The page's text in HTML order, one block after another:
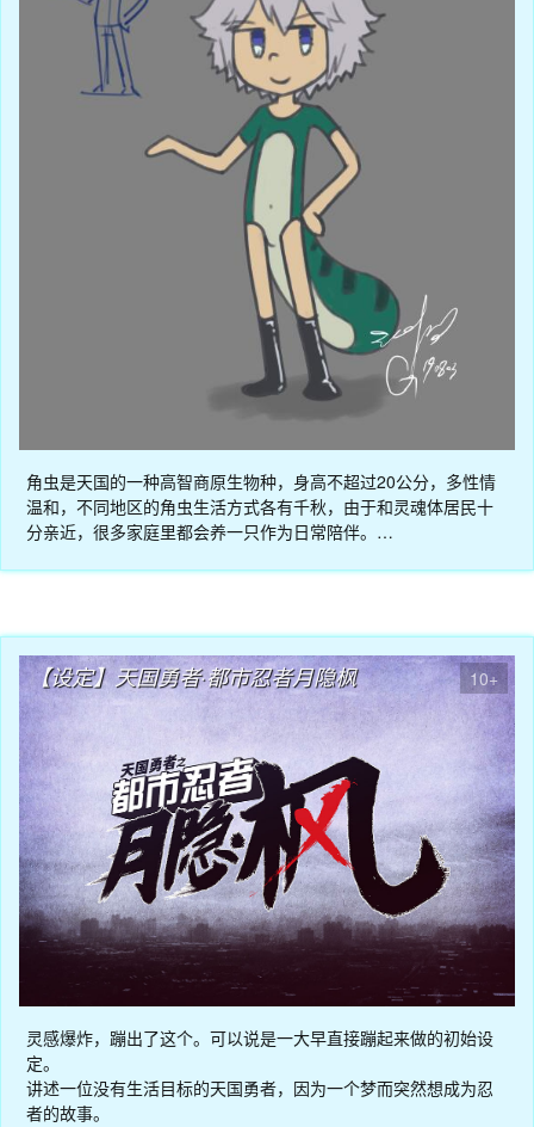
角虫是天国的一种高智商原生物种，身高不超过20公分，多性情
温和，不同地区的角虫生活方式各有千秋，由于和灵魂体居民十
分亲近，很多家庭里都会养一只作为日常陪伴。…
【设定】天国勇者·都市忍者月隐枫 10+
灵感爆炸，蹦出了这个。可以说是一大早直接蹦起来做的初始设
定。
讲述一位没有生活目标的天国勇者，因为一个梦而突然想成为忍
者的故事。